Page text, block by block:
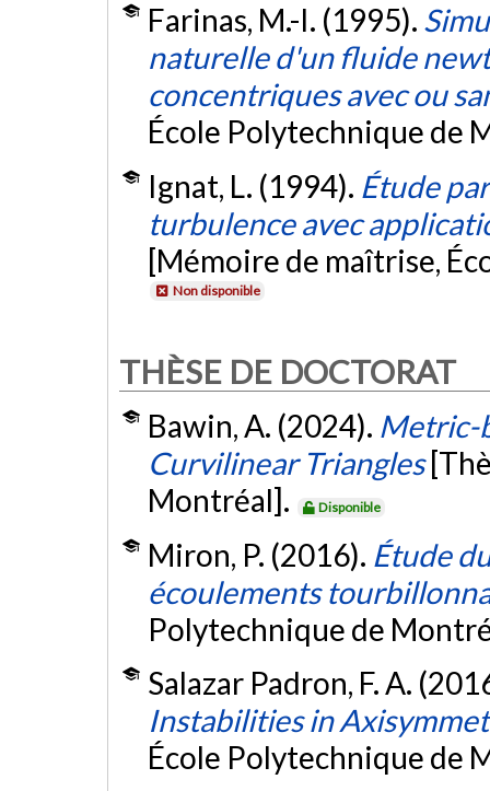
Farinas, M.-I. (1995).
naturelle d'un fluide
concentriques avec ou
École Polytechnique de
Ignat, L. (1994). Étude
turbulence avec
[Mémoire de maîtrise,
Non disponible
THÈSE DE DOCTORAT
Bawin, A. (2024). Metric-
Curvilinear Triangles
Montréal].
Disponible
Miron, P. (2016). Étude
écoulements
Polytechnique de
Salazar Padron, F. A.
Instabilities in
École Polytechnique de